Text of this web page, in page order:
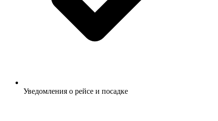
Уведомления о рейсе и посадке